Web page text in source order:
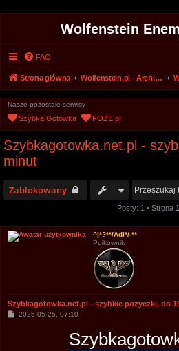
Wolfenstein
FAQ
Strona główna Wolfenstein.pl - Archiwum forum 2008 - 2017
Nasze pozostałe serwisy
Szybka Gotówka FOZE.pl
Szybkagotowka.net.pl -
minut
Zablokowany
Posty: 1 • Strona 1
^|*?**/Adi*/-**
Pułkownik
Szybkagotowka.net.pl - szybkie pożyczki, do
P2025-05-25, 07:10